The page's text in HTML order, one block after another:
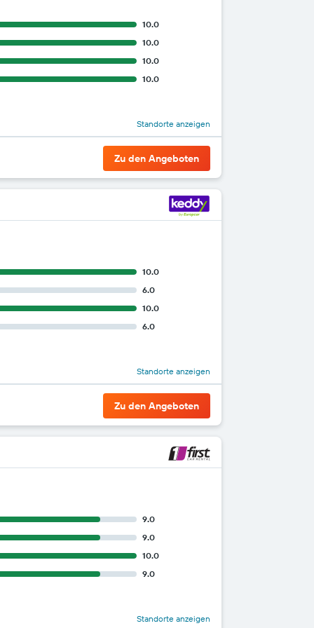
10.0
10.0
10.0
10.0
Standorte anzeigen
Zu den Angeboten
10.0
6.0
10.0
6.0
Standorte anzeigen
Zu den Angeboten
9.0
9.0
10.0
9.0
Standorte anzeigen